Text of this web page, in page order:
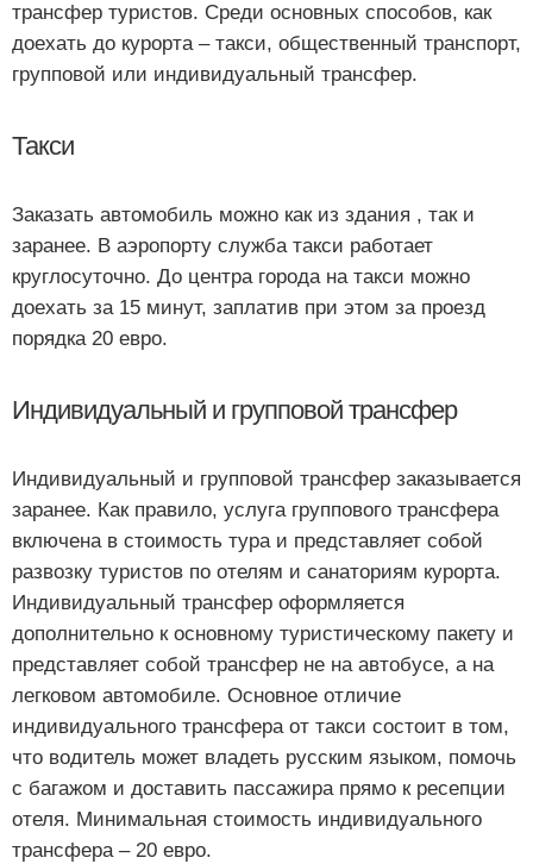
трансфер туристов. Среди основных способов, как
доехать до курорта – такси, общественный транспорт,
групповой или индивидуальный трансфер.
Такси
Заказать автомобиль можно как из здания , так и
заранее. В аэропорту служба такси работает
круглосуточно. До центра города на такси можно
доехать за 15 минут, заплатив при этом за проезд
порядка 20 евро.
Индивидуальный и групповой трансфер
Индивидуальный и групповой трансфер заказывается
заранее. Как правило, услуга группового трансфера
включена в стоимость тура и представляет собой
развозку туристов по отелям и санаториям курорта.
Индивидуальный трансфер оформляется
дополнительно к основному туристическому пакету и
представляет собой трансфер не на автобусе, а на
легковом автомобиле. Основное отличие
индивидуального трансфера от такси состоит в том,
что водитель может владеть русским языком, помочь
с багажом и доставить пассажира прямо к ресепции
отеля. Минимальная стоимость индивидуального
трансфера – 20 евро.